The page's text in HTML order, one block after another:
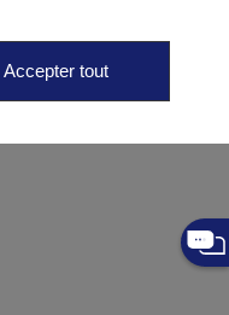
Accepter tout